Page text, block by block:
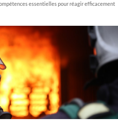
essentielles pour réagir efficacement